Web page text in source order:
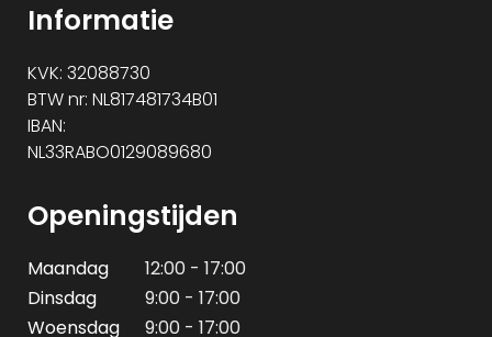
Informatie
KVK: 32088730
BTW nr: NL817481734B01
IBAN:
NL33RABO0129089680
Openingstijden
Maandag
12:00 - 17:00
Dinsdag
9:00 - 17:00
Woensdag
9:00 - 17:00